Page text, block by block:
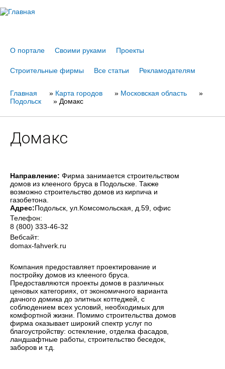
О портале Своими руками Проекты
Строительные фирмы Все статьи Рекламодателям
Вы
Главная » Карта городов » Московская область
»
Подольск
» Домакс
Домакс
Направление: Фирма занимается строительством
домов из клееного бруса в Подольске. Также
возможно строительство домов из кирпича и
газобетона.
Адрес:Подольск , ул.Комсомольская, д.59, офис
Телефон:
8 (800) 333-46-32
Вебсайт:
domax-fahverk.ru
Компания предоставляет проектирование и
постройку домов из клееного бруса.
Предоставляются проекты домов в различных
ценовых категориях, от экономичного варианта
дачного домика до элитных коттеджей, с
соблюдением всех условий, необходимых для
комфортной жизни. Помимо строительства домов
фирма оказывает широкий спектр услуг по
благоустройству: остекление, отделка фасадов,
ландшафтные работы, строительство беседок,
заборов и т.д.